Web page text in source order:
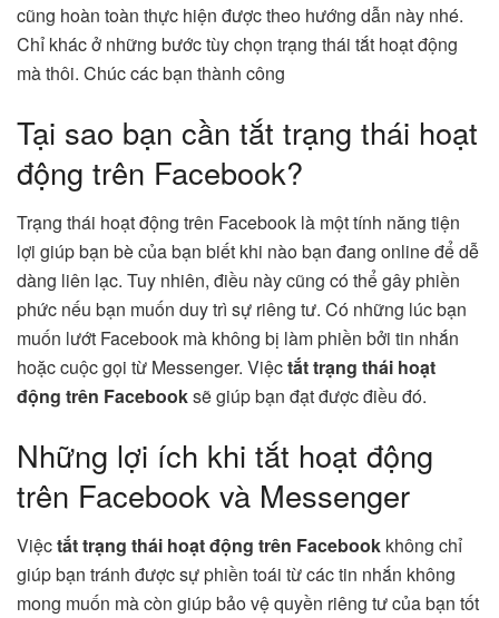
cũng hoàn toàn thực hiện được theo hướng dẫn này nhé.
Chỉ khác ở những bước tùy chọn trạng thái tắt hoạt động
mà thôi. Chúc các bạn thành công
Tại sao bạn cần tắt trạng thái hoạt
động trên Facebook?
Trạng thái hoạt động trên Facebook là một tính năng tiện
lợi giúp bạn bè của bạn biết khi nào bạn đang online để dễ
dàng liên lạc. Tuy nhiên, điều này cũng có thể gây phiền
phức nếu bạn muốn duy trì sự riêng tư. Có những lúc bạn
muốn lướt Facebook mà không bị làm phiền bởi tin nhắn
hoặc cuộc gọi từ Messenger. Việctắt trạng thái hoạt
động trên Facebooksẽ giúp bạn đạt được điều đó.
Những lợi ích khi tắt hoạt động
trên Facebook và Messenger
Việctắt trạng thái hoạt động trên Facebook không chỉ
giúp bạn tránh được sự phiền toái từ các tin nhắn không
mong muốn mà còn giúp bảo vệ quyền riêng tư của bạn tốt